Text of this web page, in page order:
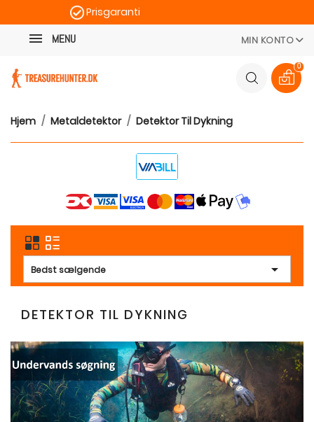
Prisgaranti
MENU MIN KONTO
0
Hjem Metaldetektor Detektor Til Dykning
Bedst sælgende 
DETEKTOR TIL DYKNING